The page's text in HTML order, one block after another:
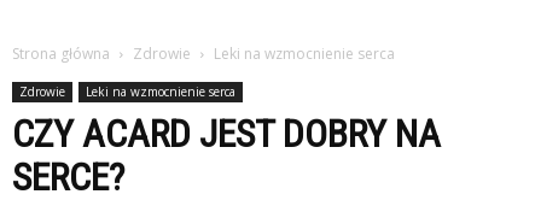
Strona główna Zdrowie Leki na wzmocnienie serca
Zdrowie Leki na wzmocnienie serca
CZY ACARD JEST DOBRY NA
SERCE?